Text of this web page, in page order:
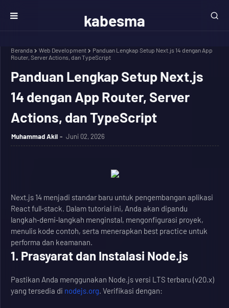
kabesma
Beranda Web Development
Panduan Lengkap Setup Next.js 14 dengan App
Router, Server Actions, dan TypeScript
Panduan Lengkap Setup Next.js
14 dengan App Router, Server
Actions, dan TypeScript
Muhammad Akil Juni 02, 2026
Next.js 14 menjadi standar baru untuk pengembangan aplikasi
React full‑stack. Dalam tutorial ini, Anda akan dipandu
langkah‑demi‑langkah menginstal, mengonfigurasi proyek,
menulis kode contoh, serta menerapkan best practice untuk
performa dan keamanan.
1. Prasyarat dan Instalasi Node.js
Pastikan Anda menggunakan Node.js versi LTS terbaru (v20.x)
yang tersedia di nodejs.org. Verifikasi dengan: